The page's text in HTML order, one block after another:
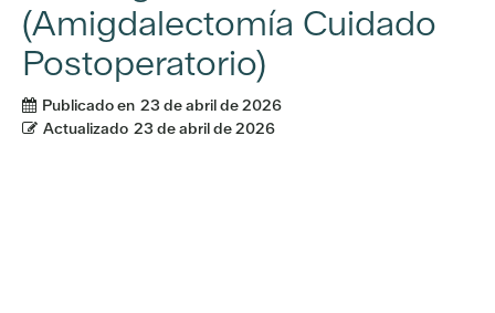
(Amigdalectomía Cuidado
Postoperatorio)
Publicado en 23 de abril de 2026
Actualizado 23 de abril de 2026